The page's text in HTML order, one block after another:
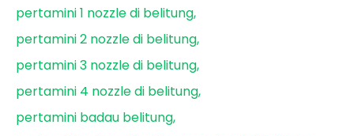
pertamini 1 nozzle di belitung
pertamini 2 nozzle di belitung
pertamini 3 nozzle di belitung
pertamini 4 nozzle di belitung
pertamini badau belitung